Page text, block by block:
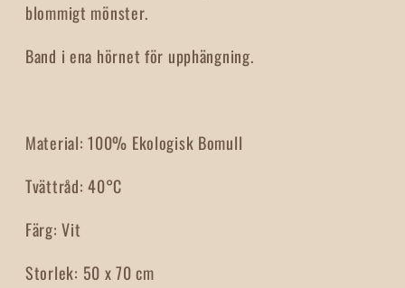
blommigt mönster.
Band i ena hörnet för upphängning.
Material: 100% Ekologisk Bomull
Tvättråd: 40°C
Färg: Vit
Storlek: 50 x 70 cm